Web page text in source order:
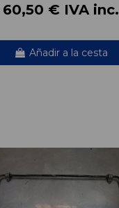
60,50 € IVA inc.
Añadir a la cesta